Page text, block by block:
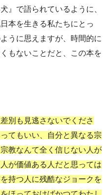
』で語られているように、
本を生きる私たちにとっ
うに思えますが、時間的に
もないことだと、この本を
別も見逃さないでくださ
てもいい、自分と異なる宗
教なんて全く信じない人が
が価値ある人だと思っては
持つ人に残酷なジョークを